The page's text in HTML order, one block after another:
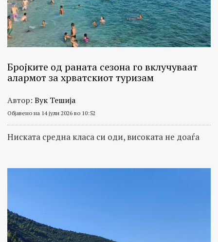
англиски),
како
и
на
страницата
на
транзициска
правда.
Бројките од раната сезона го вклучуваат
алармот за хрватскиот туризам
Автор: Вук Тешија
Објавено на 14 јули 2026 во 10:52
Ниската средна класа си оди, високата не доаѓа